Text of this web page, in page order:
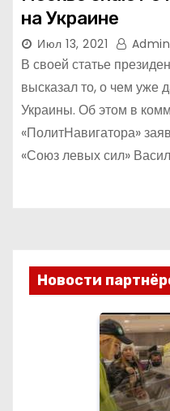
на Украине
Июл 13, 2021
В своей статье
высказал то, о чем уже
Украины. Об этом в
«ПолитНавигатора»
«Союз левых сил»
Новости